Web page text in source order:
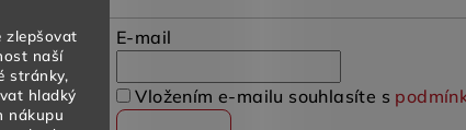
zlepšovat
naší
stránky,
hladký
nákupu
E-mail
Vložením e-mailu souhlasíte s